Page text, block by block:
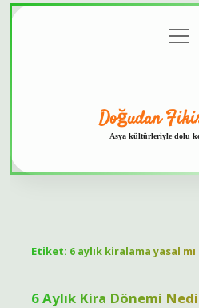
menüyü
aç
Doğudan
Asya kültürleriyle dolu
Etiket: 6 aylık kiralama yasal mı
6 Aylık Kira Dönemi